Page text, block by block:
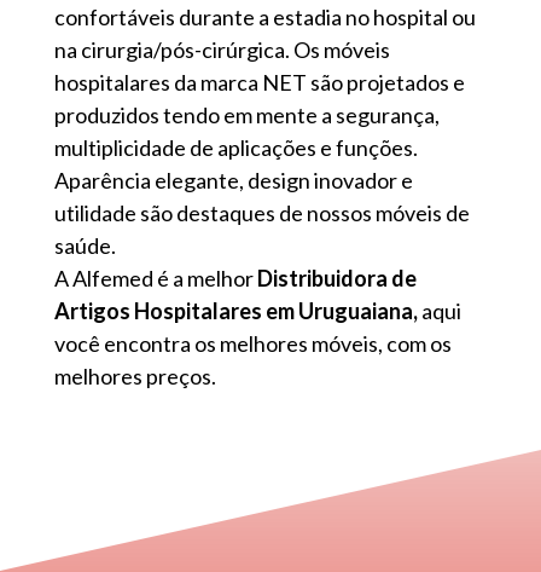
confortáveis ​​durante a estadia no hospital ou
na cirurgia/pós-cirúrgica. Os móveis
hospitalares da marca NET são projetados e
produzidos tendo em mente a segurança,
multiplicidade de aplicações e funções.
Aparência elegante, design inovador e
utilidade são destaques de nossos móveis de
saúde.
A Alfemed é a melhorDistribuidora de
Artigos Hospitalares em Uruguaiana,aqui
você encontra os melhores móveis, com os
melhores preços.